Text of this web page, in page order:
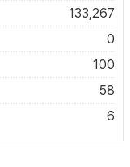
133,267
0
100
58
6